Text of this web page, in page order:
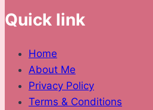
Quick link
Home
About Me
Privacy Policy
Terms & Conditions